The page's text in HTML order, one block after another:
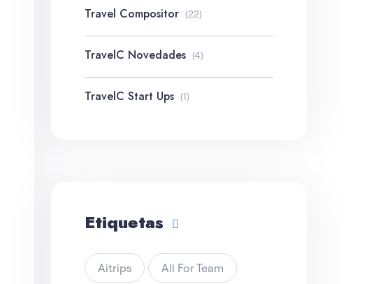
Travel Compositor (22)
TravelC Novedades (4)
TravelC Start Ups (1)
Etiquetas
Aitrips All For Team